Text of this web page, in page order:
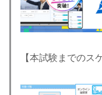
【本試験までのス